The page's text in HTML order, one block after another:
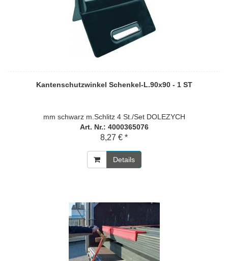
Kantenschutzwinkel Schenkel-L.90x90 - 1 ST
mm schwarz m.Schlitz 4 St./Set DOLEZYCH
Art. Nr.: 4000365076
8,27 € *
Details